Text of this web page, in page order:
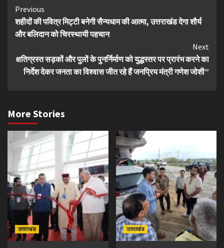
Continue
Reading
Previous
शहीदों की पवित्र मिट्टी बनेगी सैन्यधाम की आत्मा, उत्तराखंड देगा शौर्य
और बलिदान को चिरस्थायी पहचान
Next
क्षतिग्रस्त सड़कों और पुलों के पुनर्निर्माण को युद्धस्तर पर प्रारंभ करने का
निर्देश देकर जनता का विश्वास जीत रहे हैं जनप्रिय मंत्री गणेश जोशी”
More Stories
उत्तराखंड उत्तराखंड